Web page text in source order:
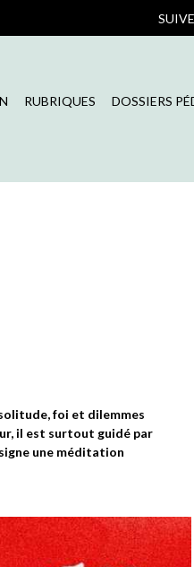
RUBRIQUES DOSSIERS
foi et dilemmes
il est surtout guidé par
une méditation